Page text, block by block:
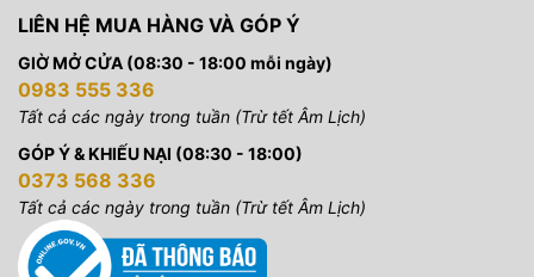
LIÊN HỆ MUA HÀNG VÀ GÓP Ý
GIỜ MỞ CỬA (08:30 - 18:00 mỗi ngày)
0983 555 336
Tất cả các ngày trong tuần (Trừ tết Âm Lịch)
GÓP Ý & KHIẾU NẠI (08:30 - 18:00)
0373 568 336
Tất cả các ngày trong tuần (Trừ tết Âm Lịch)